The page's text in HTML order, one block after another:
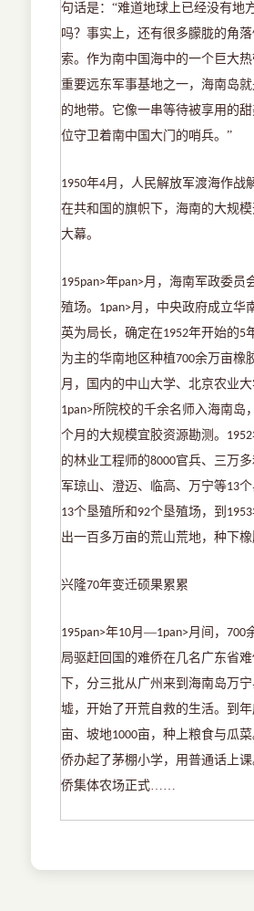
句话是：“难道地球上已经没有地
吗？事实上，还有很多朦胧的角
索。作为南中国海中的一个巨大
重要远东军事基地之一，海南岛
的地带。它像一串等待被享用的
位守卫着南中国大门的哨兵。”
1950年4月，人民解放军渡海作战
在共和国的旗帜下，海南的大规
大幕。
195pan>年pan>月，海南军政委员
殖场。 1pan>月，中央政府成立华
英为局长，确定在1952年开始的5
为主的华南地区种植700余万亩橡
月，国内的中山大学、北京农业
1pan>所院校的千余名师入海南岛
个月的大规模宜胶资源勘测。 1952
的林业工程师的8000官兵、三万
军琼山、澄迈、临高、万宁等13
13个垦殖所和 92个垦殖场，到 1953
出一百多万亩的荒山荒地，种下
兴隆70年变迁硕果累累
195pan>年10月—1pan>月间，700
局驱赶回国的难侨在几名广东省
下，分三批从广州来到海南岛万
墟，开始了开荒自救的生活。到
亩、坡地1000亩，种上粮食与瓜
侨办起了茅棚小学，用普通话上课
侨集体农场正式……